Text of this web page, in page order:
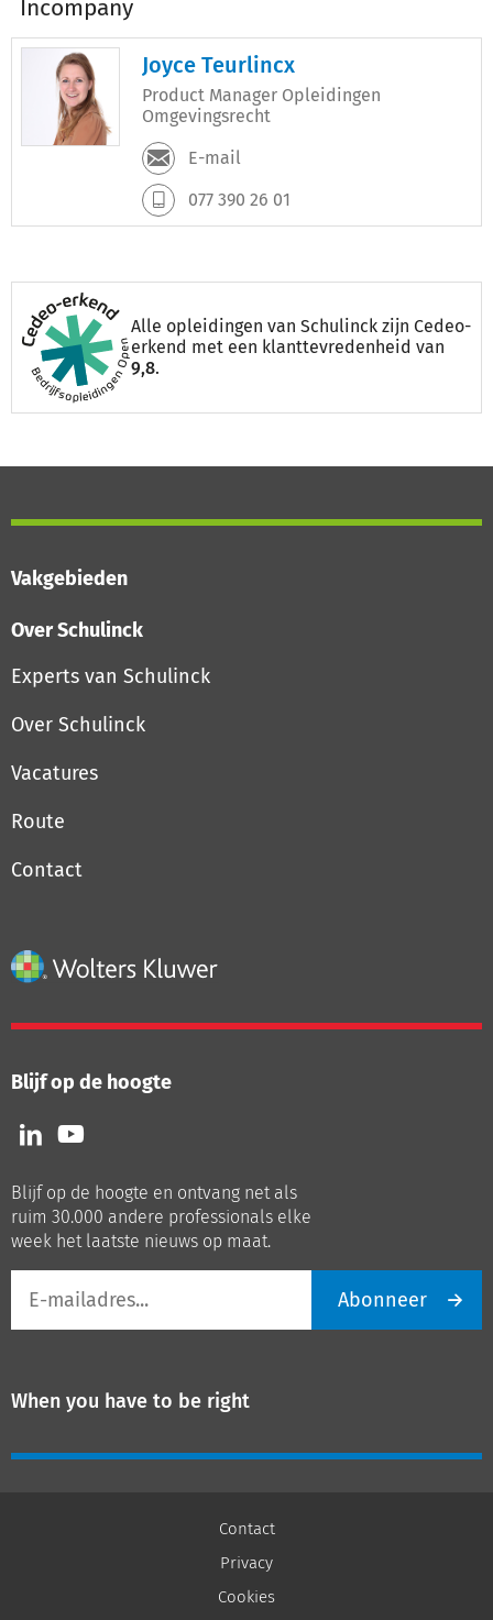
Incompany
Joyce Teurlincx
Product Manager Opleidingen
Omgevingsrecht
E-mail
077 390 26 01
Alle opleidingen van Schulinck zijn Cedeo-
erkend met een klanttevredenheid van
9,8.
Vakgebieden
Over Schulinck
Experts van Schulinck
Over Schulinck
Vacatures
Route
Contact
Blijf op de hoogte
Volg
ons
LinkedIn
Volg
ons
Youtube
Blijf op de hoogte en ontvang net als
ruim 30.000 andere professionals elke
week het laatste nieuws op maat.
mailadres
Abonneer
When you have to be right
Contact
Privacy
Cookies